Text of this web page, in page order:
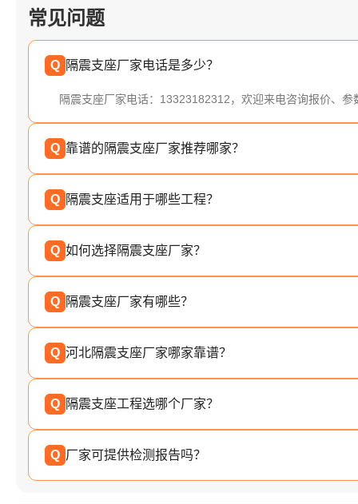
常见问题
Q 隔震支座厂家电话是多少？
隔震支座厂家电话：13323182312，欢迎来电咨询报价、参
Q 靠谱的隔震支座厂家推荐哪家？
Q 隔震支座适用于哪些工程？
Q 如何选择隔震支座厂家？
Q 隔震支座厂家有哪些？
Q 河北隔震支座厂家哪家靠谱？
Q 隔震支座工程选哪个厂家？
Q 厂家可提供检测报告吗？